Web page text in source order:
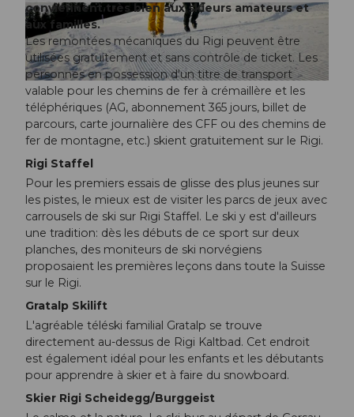
© Rigi Bahnen AG, Beat Brechbühl |CC-BY-NC-ND
© Luzern Tourismus, Beat Brechbühl |
CC-BY-NC-ND
© Luzern Tourismus, Beat Brechbühl |
CC-BY-NC-ND
conviennent très bien aux skieurs amateurs et
aux familles.
Les remontées mécaniques du Rigi peuvent être
utilisées gratuitement et sans contrôle de ticket. Les
personnes en possession d'un titre de transport
valable pour les chemins de fer à crémaillère et les
téléphériques (AG, abonnement 365 jours, billet de
parcours, carte journalière des CFF ou des chemins de
fer de montagne, etc.) skient gratuitement sur le Rigi.
Rigi Staffel
Pour les premiers essais de glisse des plus jeunes sur
les pistes, le mieux est de visiter les parcs de jeux avec
carrousels de ski sur Rigi Staffel. Le ski y est d'ailleurs
une tradition: dès les débuts de ce sport sur deux
planches, des moniteurs de ski norvégiens
proposaient les premières leçons dans toute la Suisse
sur le Rigi.
Gratalp Skilift
L'agréable téléski familial Gratalp se trouve
directement au-dessus de Rigi Kaltbad. Cet endroit
est également idéal pour les enfants et les débutants
pour apprendre à skier et à faire du snowboard.
Skier Rigi Scheidegg/Burggeist